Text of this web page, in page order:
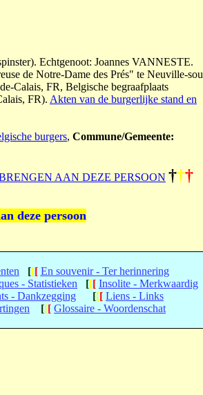
Echtgenoot: Joannes VANNESTE.
de Notre-Dame des Prés" te Neuville-
Calais, FR, Belgische begraafplaats
FR). Akten van de burgerlijke stand en
burgers, Commune/Gemeente:
AAN DEZE PERSOON †††
deze persoon
[[[ En souvenir - Ter herinnering
- Statistieken [[[ Insolite - Merkwaardig
- Dankzegging [[[ Liens - Links
[[[ Glossaire - Woordenschat